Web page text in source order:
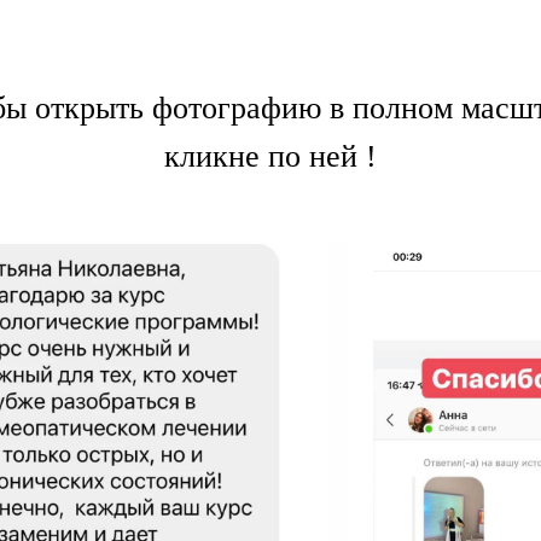
открыть фотографию в полном
кликне по ней !